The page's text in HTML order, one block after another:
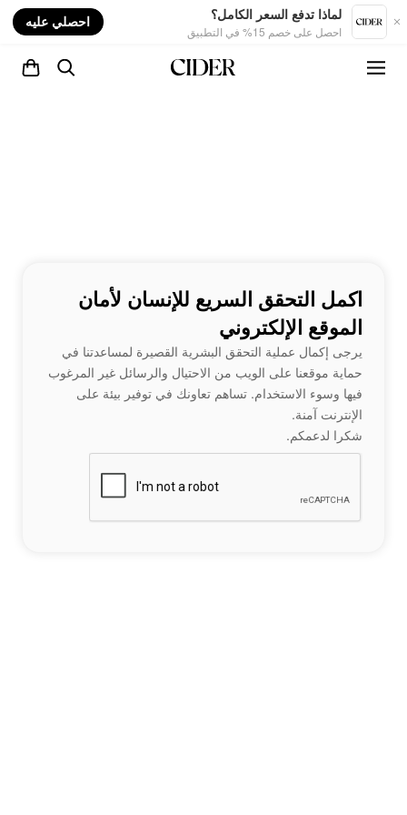
لماذا تدفع السعر الكامل؟
احصل على خصم 15% في التطبيق
احصلي عليه
اكمل التحقق السريع للإنسان لأمان
الموقع الإلكتروني
يرجى إكمال عملية التحقق البشرية القصيرة لمساعدتنا في
حماية موقعنا على الويب من الاحتيال والرسائل غير المرغوب
فيها وسوء الاستخدام. تساهم تعاونك في توفير بيئة على
الإنترنت آمنة.
شكرا لدعمكم.